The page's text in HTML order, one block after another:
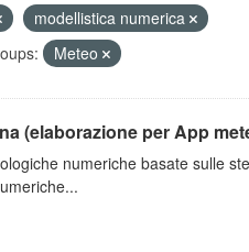
modellistica numerica
Meteo
(elaborazione per App
numeriche basate sulle